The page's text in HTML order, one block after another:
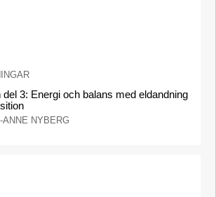
3: Energi och balans med eldandning
ANNE NYBERG